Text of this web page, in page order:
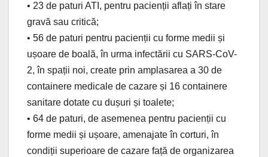
• 23 de paturi ATI, pentru pacienții aflați în stare
gravă sau critică;
• 56 de paturi pentru pacienții cu forme medii și
ușoare de boală, în urma infectării cu SARS-CoV-
2, în spații noi, create prin amplasarea a 30 de
containere medicale de cazare și 16 containere
sanitare dotate cu dușuri și toalete;
• 64 de paturi, de asemenea pentru pacienții cu
forme medii și ușoare, amenajate în corturi, în
condiții superioare de cazare față de organizarea